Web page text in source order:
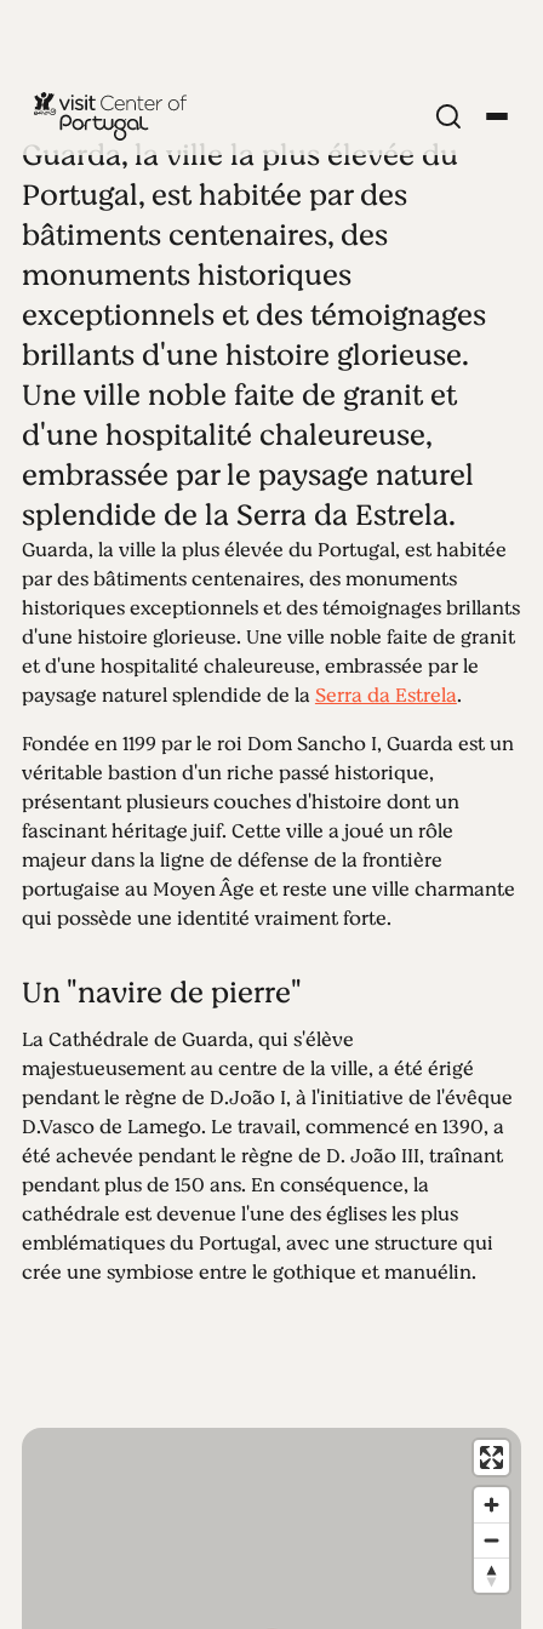
VILLES INTÉRIEURES
Guarda
Voir toutes les photos Lire la vidéo
Guarda, la ville la plus élevée du
Portugal, est habitée par des
bâtiments centenaires, des
monuments historiques
exceptionnels et des témoignages
brillants d'une histoire glorieuse.
Une ville noble faite de granit et
d'une hospitalité chaleureuse,
embrassée par le paysage naturel
splendide de la Serra da Estrela.
Guarda, la ville la plus élevée du Portugal, est habitée
par des bâtiments centenaires, des monuments
historiques exceptionnels et des témoignages brillants
d'une histoire glorieuse. Une ville noble faite de granit
et d'une hospitalité chaleureuse, embrassée par le
paysage naturel splendide de la Serra da Estrela.
Fondée en 1199 par le roi Dom Sancho I, Guarda est un
véritable bastion d'un riche passé historique,
présentant plusieurs couches d'histoire dont un
fascinant héritage juif. Cette ville a joué un rôle
majeur dans la ligne de défense de la frontière
portugaise au Moyen Âge et reste une ville charmante
qui possède une identité vraiment forte.
Un "navire de pierre"
La Cathédrale de Guarda, qui s'élève
majestueusement au centre de la ville, a été érigé
pendant le règne de D.João I, à l'initiative de l'évêque
D.Vasco de Lamego. Le travail, commencé en 1390, a
été achevée pendant le règne de D. João III, traînant
pendant plus de 150 ans. En conséquence, la
cathédrale est devenue l'une des églises les plus
emblématiques du Portugal, avec une structure qui
crée une symbiose entre le gothique et manuélin.
A l'intérieur, assurez-vous d'admirer le magnifique
Coimbra) de
João de Ruão, la plus grande œuvre de la sculpture
classique de la dernière période de la Renaissance.
De par sa construction et ses caractéristiques